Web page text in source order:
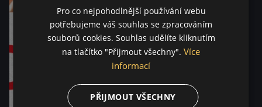
Pro co nejpohodlnější používání webu
potřebujeme váš souhlas se zpracováním
souborů cookies. Souhlas udělíte kliknutím
na tlačítko "Přijmout všechny". Více
informací
PŘIJMOUT VŠECHNY